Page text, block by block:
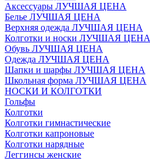
Аксессуары ЛУЧШАЯ ЦЕНА
Белье ЛУЧШАЯ ЦЕНА
Верхняя одежда ЛУЧШАЯ ЦЕНА
Колготки и носки ЛУЧШАЯ ЦЕНА
Обувь ЛУЧШАЯ ЦЕНА
Одежда ЛУЧШАЯ ЦЕНА
Шапки и шарфы ЛУЧШАЯ ЦЕНА
Школьная форма ЛУЧШАЯ ЦЕНА
НОСКИ И КОЛГОТКИ
Гольфы
Колготки
Колготки гимнастические
Колготки капроновые
Колготки нарядные
Леггинсы женские